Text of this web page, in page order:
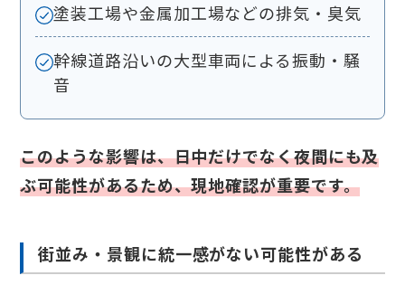
塗装工場や金属加工場などの排気・臭気
幹線道路沿いの大型車両による振動・騒
音
このような影響は、日中だけでなく夜間にも及
ぶ可能性があるため、現地確認が重要です。
街並み・景観に統一感がない可能性がある